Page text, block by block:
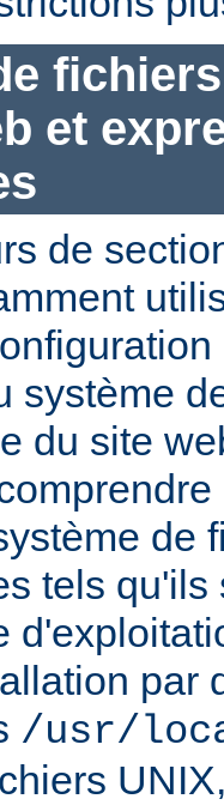
et
de
système
du site
de
tels qu'ils
par
/usr/